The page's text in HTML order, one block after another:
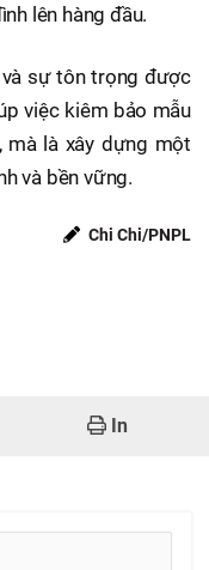
lên hàng đầu.
và sự tôn trọng được
việc kiêm bảo mẫu
mà là xây dựng một
và bền vững.
Chi Chi/PNPL
In